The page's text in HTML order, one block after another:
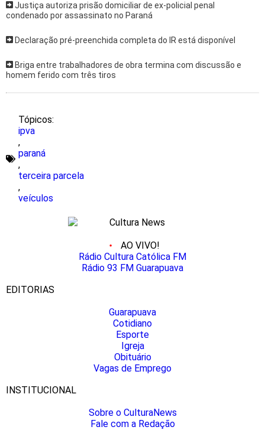
Justiça autoriza prisão domiciliar de ex-policial penal
condenado por assassinato no Paraná
Declaração pré-preenchida completa do IR está disponível
Briga entre trabalhadores de obra termina com discussão e
homem ferido com três tiros
Tópicos:
ipva
,
paraná
,
terceira parcela
,
veículos
AO VIVO!
Rádio Cultura Católica FM
Rádio 93 FM Guarapuava
EDITORIAS
Guarapuava
Cotidiano
Esporte
Igreja
Obituário
Vagas de Emprego
INSTITUCIONAL
Sobre o CulturaNews
Fale com a Redação